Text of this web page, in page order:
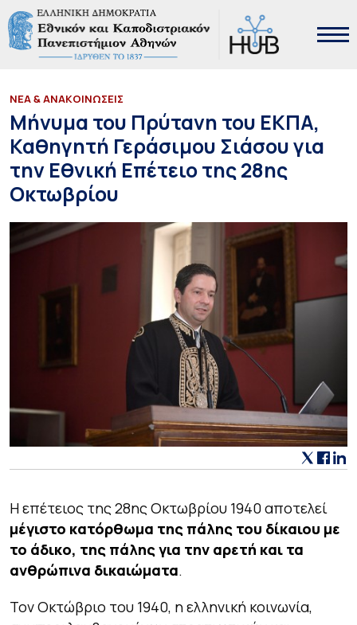
ΝΕΑ & ΑΝΑΚΟΙΝΩΣΕΙΣ
Μήνυμα του Πρύτανη του ΕΚΠΑ,
Καθηγητή Γεράσιμου Σιάσου για
την Εθνική Επέτειο της 28ης
Οκτωβρίου
H επέτειος της 28ης Οκτωβρίου 1940 αποτελεί
μέγιστο κατόρθωμα της πάλης του δίκαιου με
το άδικο, της πάλης για την αρετή και τα
ανθρώπινα δικαιώματα.
Τον Οκτώβριο του 1940, η ελληνική κοινωνία,